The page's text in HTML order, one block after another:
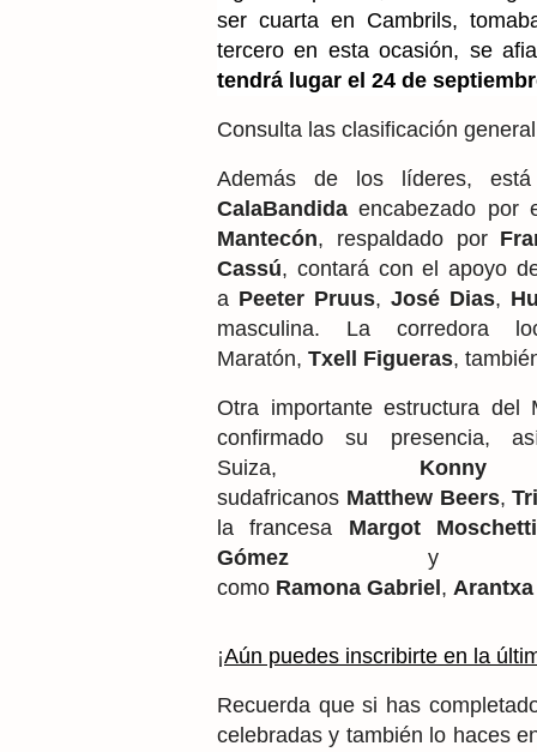
ser cuarta en Cambrils,
tercero en esta ocasión, se
tendrá lugar el 24 de
Consulta las clasificación
Además de los líderes,
CalaBandida encabezado por
Mantecón, respaldado por
Cassú, contará con el apoyo
a Peeter Pruus,José Dias,
masculina. La corredora
Maratón, Txell Figueras,
Otra importante estructura
confirmado su presencia,
Suiza, Konny
sudafricanos Matthew Beers,
la francesa Margot Moschetti
Gómez
como Ramona Gabriel , Arantxa
¡Aún puedes inscribirte en la
Recuerda que si has
celebradas y también lo haces